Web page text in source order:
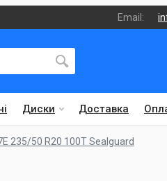
Email:
Диски Доставка
235/50 R20 100T Sealguard